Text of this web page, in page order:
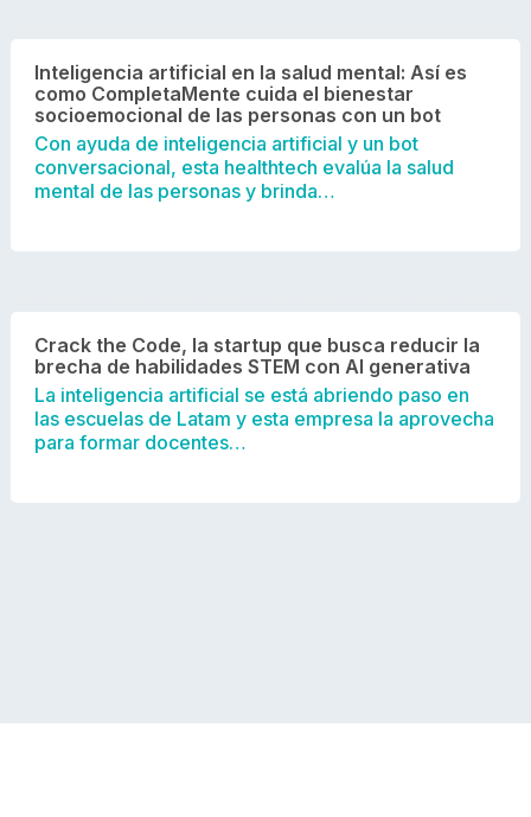
Inteligencia artificial en la salud mental: Así es
como CompletaMente cuida el bienestar
socioemocional de las personas con un bot
Con ayuda de inteligencia artificial y un bot
conversacional, esta healthtech evalúa la salud
mental de las personas y brinda…
Crack the Code, la startup que busca reducir la
brecha de habilidades STEM con AI generativa
La inteligencia artificial se está abriendo paso en
las escuelas de Latam y esta empresa la aprovecha
para formar docentes…